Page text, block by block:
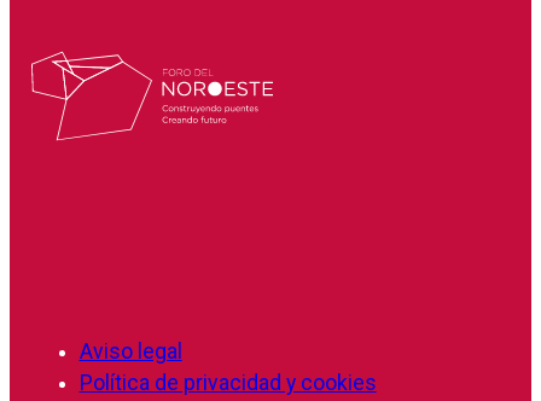
Aviso legal
Política de privacidad y cookies